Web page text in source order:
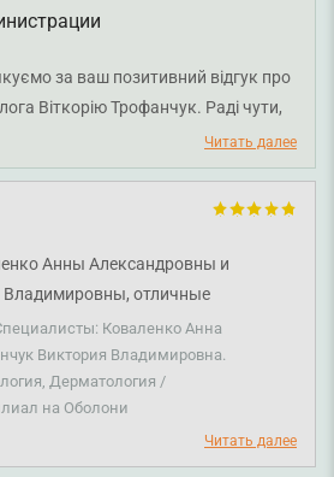
за ваш позитивний відгук про
Віткорію Трофанчук. Раді чути,
і правильно підібране лікування
результат для вашої
Читать далее
Анны Александровны и
Владимировны, отличные
понравилось, все объяснили и
на высоком уровне! А девушки на
впечатления, что
не раз!
Коваленко Анна
Виктория Владимировна.
Дерматология /
на Оболони
Читать далее